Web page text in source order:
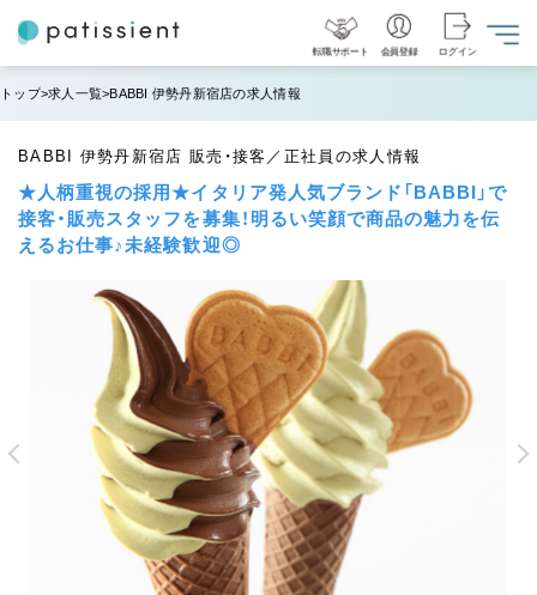
転職サポート 会員登録 ログイン
トップ 求人一覧 BABBI 伊勢丹新宿店の求人情報
BABBI 伊勢丹新宿店 販売・接客／正社員の求人情報
★人柄重視の採用★イタリア発人気ブランド「BABBI」で
接客・販売スタッフを募集！明るい笑顔で商品の魅力を伝
えるお仕事♪未経験歓迎◎